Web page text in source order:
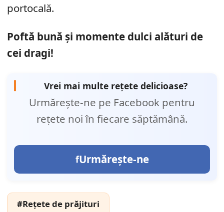
portocală.
Poftă bună și momente dulci alături de
cei dragi!
Vrei mai multe rețete delicioase?
Urmărește-ne pe Facebook pentru
rețete noi în fiecare săptămână.
Urmărește-ne
#Rețete de prăjituri